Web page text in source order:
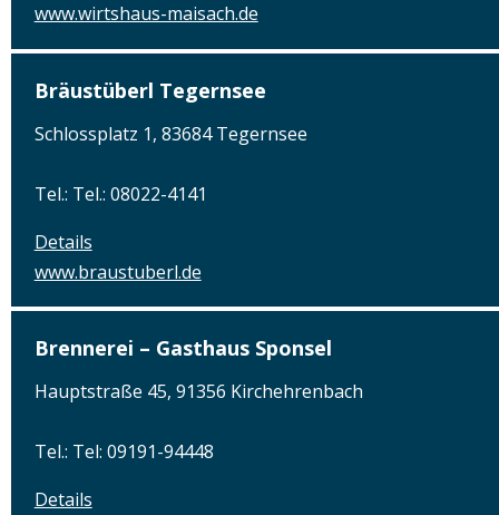
www.wirtshaus-maisach.de
Bräustüberl Tegernsee
Schlossplatz 1, 83684 Tegernsee
Tel.: Tel.: 08022-4141
Details
www.braustuberl.de
Brennerei – Gasthaus Sponsel
Hauptstraße 45, 91356 Kirchehrenbach
Tel.: Tel: 09191-94448
Details